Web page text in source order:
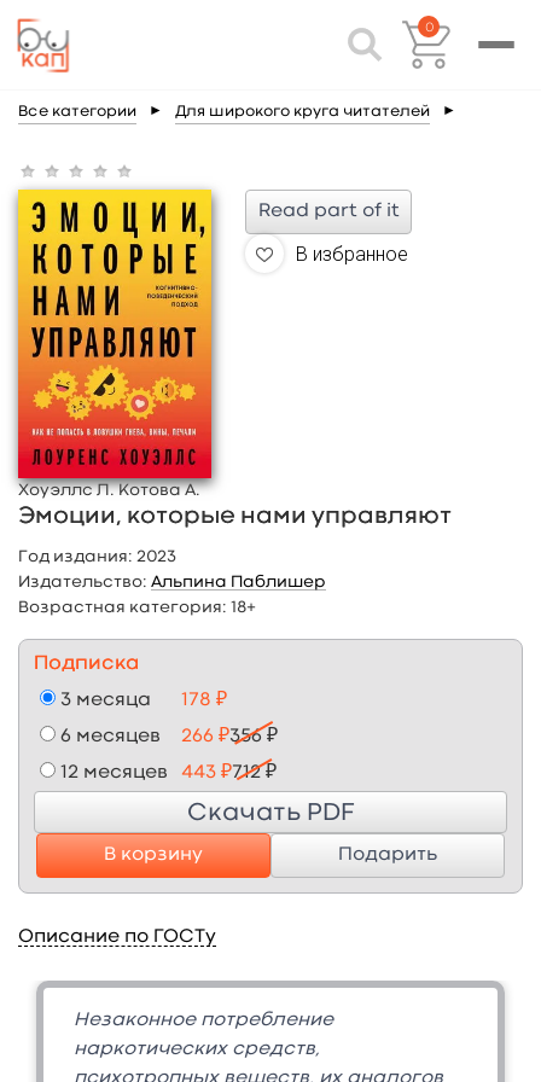
0
Все категории ► Для широкого круга читателей ►
Read part of it
В избранное
Хоуэллс Л. Котова А.
Эмоции, которые нами управляют
Год издания: 2023
Издательство: Альпина Паблишер
Возрастная категория: 18+
Подписка
3 месяца 178 ₽
6 месяцев 266 ₽356 ₽
12 месяцев 443 ₽712 ₽
Скачать PDF
В корзину Подарить
Описание по ГОСТу
Незаконное потребление
наркотических средств,
психотропных веществ, их аналогов